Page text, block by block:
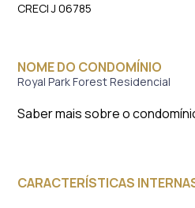
CRECI J 06785
NOME DO CONDOMÍNIO
Royal Park Forest Residencial
Saber mais sobre o
CARACTERÍSTICAS